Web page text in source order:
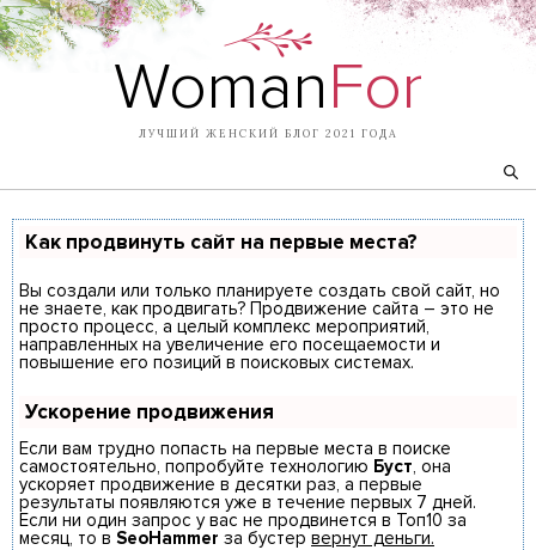
WomanFor
ЛУЧШИЙ ЖЕНСКИЙ БЛОГ 2021 ГОДА
Как продвинуть сайт на первые места?
Вы создали или только планируете создать свой сайт, но
не знаете, как продвигать? Продвижение сайта – это не
просто процесс, а целый комплекс мероприятий,
направленных на увеличение его посещаемости и
повышение его позиций в поисковых системах.
Ускорение продвижения
Если вам трудно попасть на первые места в поиске
самостоятельно, попробуйте технологию Буст, она
ускоряет продвижение в десятки раз, а первые
результаты появляются уже в течение первых 7 дней.
Если ни один запрос у вас не продвинется в Топ10 за
месяц, то в SeoHammer за бустер вернут деньги.